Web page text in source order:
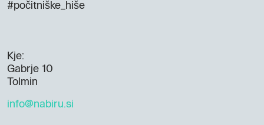
#počitniške_hiše
Kje:
Gabrje 10
Tolmin
info@nabiru.si